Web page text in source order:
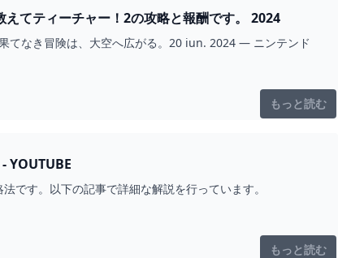
てティーチャー！2の攻略と報酬です。 2024
てなき冒険は、大空へ広がる。20 iun. 2024 — ニンテンド
もっと読む
YOUTUBE
です。以下の記事で詳細な解説を行っています。
もっと読む